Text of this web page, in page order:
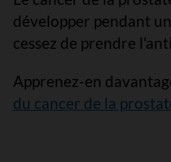
développer pendant
cessez de prendre
Apprenez-en
du cancer de la